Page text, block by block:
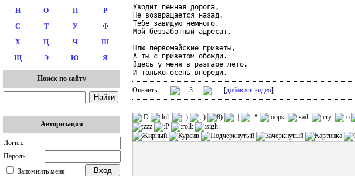
Н
О П
Р
С
Т У
Ф
Х
Ц Ч
Ш
Щ
Э Ю Я
Поиск по сайту
Авторизация
Логин:
Пароль:
Запомнить меня
Уводит пенная дорога,
Не возвращается назад.
Тебе завидую немного,
Мой беззаботный адресат.
Шлю первомайские приветы,
А ты с приветом обожди.
Здесь у меня в разгаре лето,
И только осень впереди.
Оценить: 3 [добавить видео]